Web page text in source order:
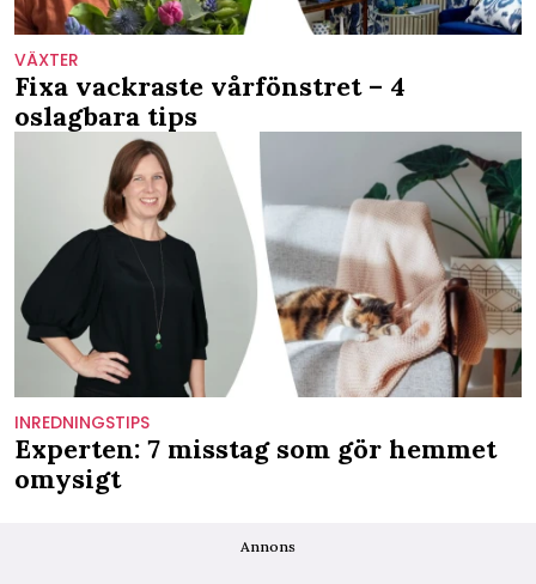
VÄXTER
Fixa vackraste vårfönstret – 4
oslagbara tips
INREDNINGSTIPS
Experten: 7 misstag som gör hemmet
omysigt
Annons